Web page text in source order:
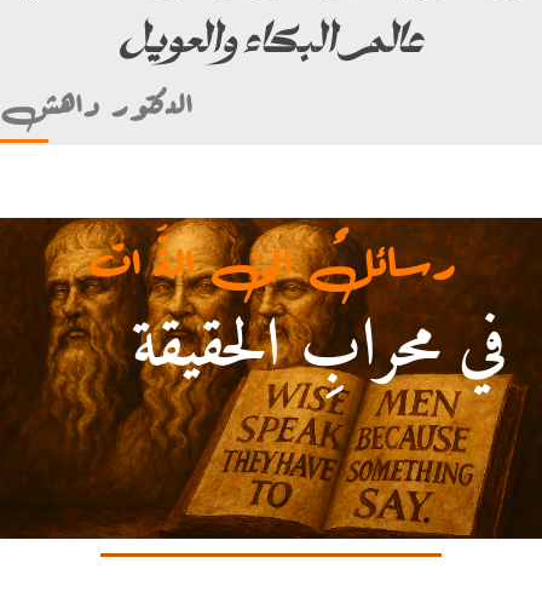
عالم البكاء والعويل
الدكتور داهش
في محرابِ الحقيقة
علي بن أبي طالب)
رسائلٌ الى الذَّ ات